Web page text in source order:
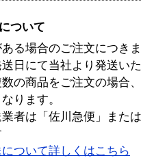
ついて
る場合のご注文につき
日にて当社より発送い
の商品をご注文の場合
ります。
者は「佐川急便」また
ついて詳しくはこちら